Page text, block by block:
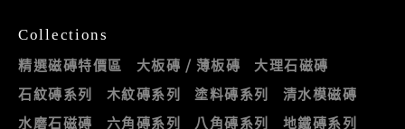
Collections
精選磁磚特價區 大板磚 / 薄板磚
大理石磁磚
石紋磚系列
木紋磚系列 塗料磚系列
清水模磁磚
水磨石磁磚
六角磚系列 八角磚系列
地鐵磚系列